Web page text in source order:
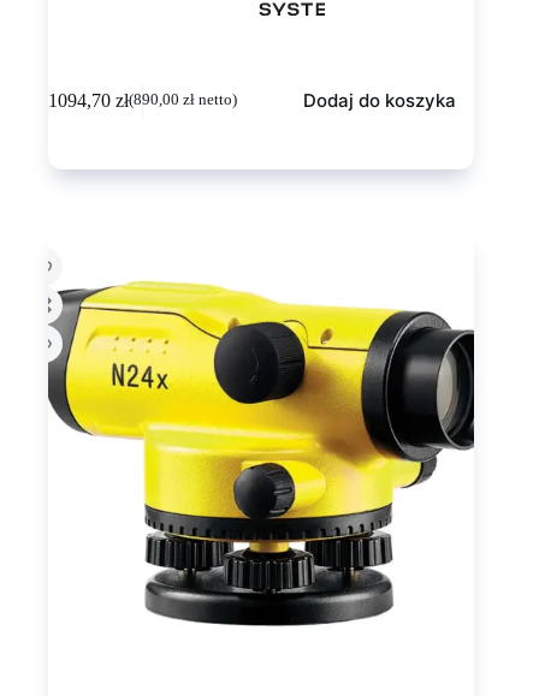
1094,70zł(890,00zł netto) Dodaj do koszyka